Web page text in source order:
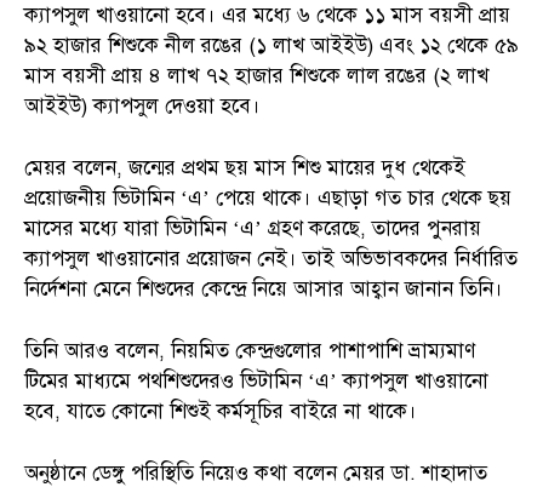
ক্যাপসুল খাওয়ানো হবে। এর মধ্যে ৬ থেকে ১১ মাস বয়সী প্রায়
৯২ হাজার শিশুকে নীল রঙের (১ লাখ আইইউ) এবং ১২ থেকে ৫৯
মাস বয়সী প্রায় ৪ লাখ ৭২ হাজার শিশুকে লাল রঙের (২ লাখ
আইইউ) ক্যাপসুল দেওয়া হবে।
মেয়র বলেন, জন্মের প্রথম ছয় মাস শিশু মায়ের দুধ থেকেই
প্রয়োজনীয় ভিটামিন ‘এ’ পেয়ে থাকে। এছাড়া গত চার থেকে ছয়
মাসের মধ্যে যারা ভিটামিন ‘এ’ গ্রহণ করেছে, তাদের পুনরায়
ক্যাপসুল খাওয়ানোর প্রয়োজন নেই। তাই অভিভাবকদের নির্ধারিত
নির্দেশনা মেনে শিশুদের কেন্দ্রে নিয়ে আসার আহ্বান জানান তিনি।
তিনি আরও বলেন, নিয়মিত কেন্দ্রগুলোর পাশাপাশি ভ্রাম্যমাণ
টিমের মাধ্যমে পথশিশুদেরও ভিটামিন ‘এ’ ক্যাপসুল খাওয়ানো
হবে, যাতে কোনো শিশুই কর্মসূচির বাইরে না থাকে।
অনুষ্ঠানে ডেঙ্গু পরিস্থিতি নিয়েও কথা বলেন মেয়র ডা. শাহাদাত